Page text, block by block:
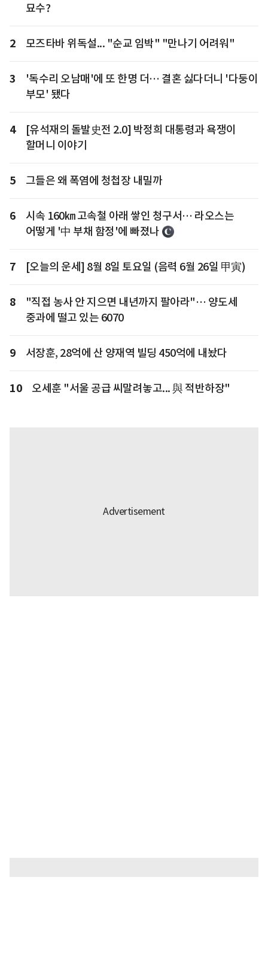
묘수?
2 모즈타바 위독설... "순교 임박" "만나기 어려워"
3
'독수리 오남매'에 또 한명 더… 결혼 싫다더니 '다둥이
부모' 됐다
4
[유석재의 돌발史전 2.0] 박정희 대통령과 욕쟁이
할머니 이야기
5 그들은 왜 폭염에 청첩장 내밀까
6
시속 160㎞ 고속철 아래 쌓인 청구서… 라오스는
어떻게 '中 부채 함정'에 빠졌나
7 [오늘의 운세] 8월 8일 토요일 (음력 6월 26일 甲寅)
8
"직접 농사 안 지으면 내년까지 팔아라"… 양도세
중과에 떨고 있는 6070
9 서장훈, 28억에 산 양재역 빌딩 450억에 내놨다
10 오세훈 "서울 공급 씨말려놓고... 與 적반하장"